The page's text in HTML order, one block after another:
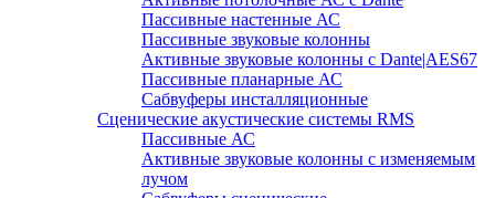
Пассивные настенные АС
Пассивные звуковые колонны
Активные звуковые колонны с Dante|AES67
Пассивные планарные АС
Сабвуферы инсталляционные
Сценические акустические системы RMS
Пассивные АС
Активные звуковые колонны с изменяемым
лучом